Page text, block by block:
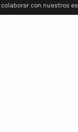
con nuestros